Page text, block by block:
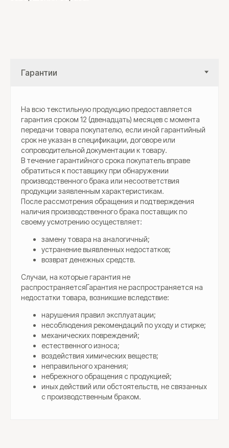
На всю текстильную продукцию предоставляется
гарантия сроком 12 (двенадцать) месяцев с момента
передачи товара покупателю, если иной гарантийный
срок не указан в спецификации, договоре или
сопроводительной документации к товару.
В течение гарантийного срока покупатель вправе
обратиться к поставщику при обнаружении
производственного брака или несоответствия
продукции заявленным характеристикам.
После рассмотрения обращения и подтверждения
наличия производственного брака поставщик по
своему усмотрению осуществляет:
замену товара на аналогичный;
устранение выявленных недостатков;
возврат денежных средств.
Случаи, на которые гарантия не
распространяетсяГарантия не распространяется на
недостатки товара, возникшие вследствие:
нарушения правил эксплуатации;
несоблюдения рекомендаций по уходу и стирке;
механических повреждений;
естественного износа;
воздействия химических веществ;
неправильного хранения;
небрежного обращения с продукцией;
иных действий или обстоятельств, не связанных
с производственным браком.